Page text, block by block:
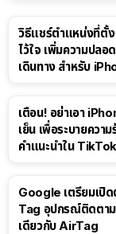
วิธีแชร์ตำแหน่งที่ตั้ง
ไว้ใจ เพิ่มความปลอ
เดินทาง สำหรับ
เตือน! อย่าเอา
เย็น เพื่อระบายควา
คำแนะนำใน TikTok
Google เตรียมเปิ
Tag อุปกรณ์ติดตาม
เดียวกับ AirTag